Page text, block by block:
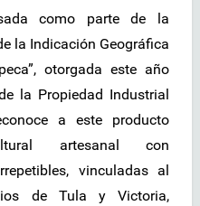
como parte de la
la Indicación Geográfica
otorgada este año
la Propiedad Industrial
a este producto
artesanal con
vinculadas al
de Tula y Victoria,